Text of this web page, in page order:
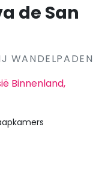
de San
WANDELPADEN
Binnenland,